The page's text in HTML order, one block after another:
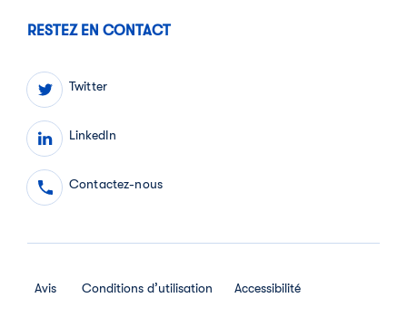
RESTEZ EN CONTACT
Twitter
LinkedIn
Contactez-nous
Avis Conditions d’utilisation Accessibilité